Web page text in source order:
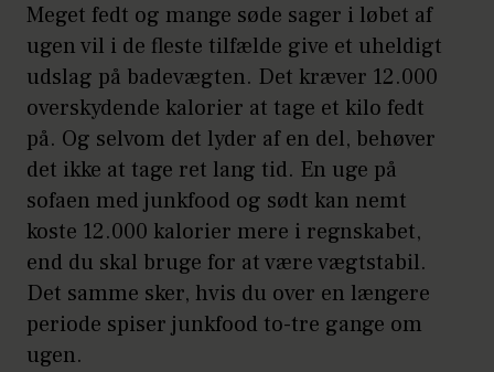
Meget fedt og mange søde sager i løbet af
ugen vil i de fleste tilfælde give et uheldigt
udslag på badevægten. Det kræver 12.000
overskydende kalorier at tage et kilo fedt
på. Og selvom det lyder af en del, behøver
det ikke at tage ret lang tid. En uge på
sofaen med junkfood og sødt kan nemt
koste 12.000 kalorier mere i regnskabet,
end du skal bruge for at være vægtstabil.
Det samme sker, hvis du over en længere
periode spiser junkfood to-tre gange om
ugen.